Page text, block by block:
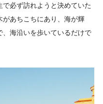
必ず訪れようと決めていた
あちこちにあり、海が輝
、海沿いを歩いているだけで